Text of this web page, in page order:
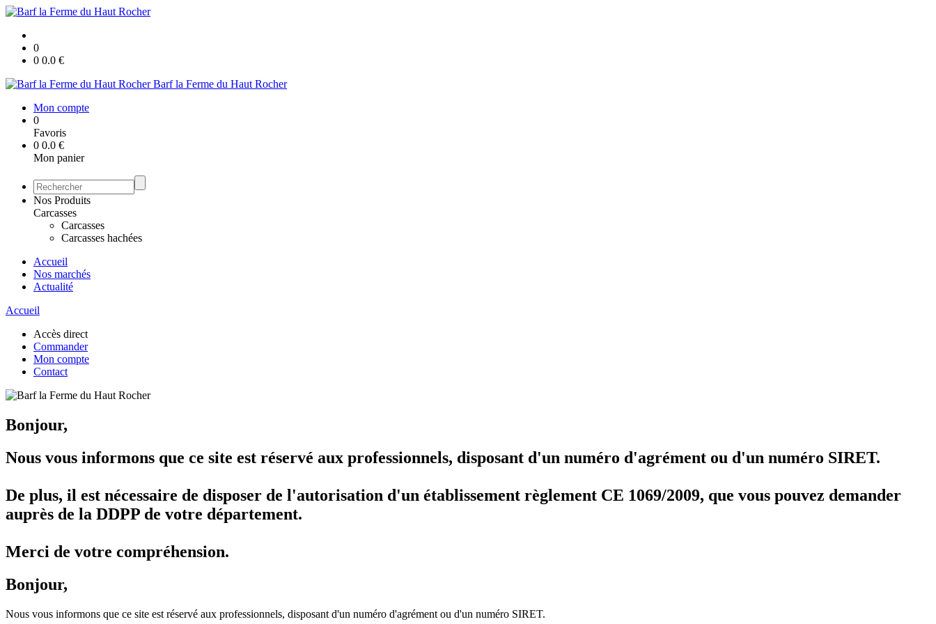
0
0 0.0 €
Barf la Ferme du Haut Rocher
Mon compte
0
Favoris
0 0.0 €
Mon panier
Nos Produits
Carcasses
Carcasses
Carcasses hachées
Accueil
Nos marchés
Actualité
Accueil
Accès direct
Commander
Mon compte
Contact
Bonjour,
Nous vous informons que ce site est réservé aux professionnels, disposant d'un numéro d'agrément ou d'un numéro SIRET.
De plus, il est nécessaire de disposer de l'autorisation d'un établissement règlement CE 1069/2009, que vous pouvez demander
auprès de la DDPP de votre département.
Merci de votre compréhension.
Bonjour,
Nous vous informons que ce site est réservé aux professionnels, disposant d'un numéro d'agrément ou d'un numéro SIRET.